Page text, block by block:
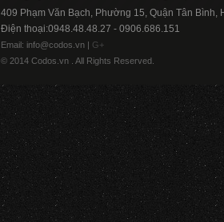
409 Phạm Văn Bạch, Phường 15, Quận Tân Bình,
Điện thoại:0948.48.48.27 - 0906.686.151
Email: info@codos.vn | G+
© 2014 Codos.vn . All Rights Reserved.